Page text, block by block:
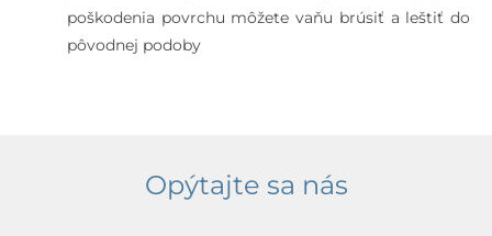
poškodenia povrchu môžete vaňu brúsiť a leštiť do
pôvodnej podoby
Opýtajte sa nás